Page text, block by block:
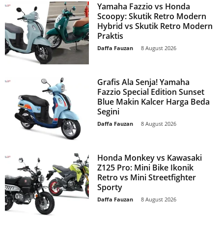
Yamaha Fazzio vs Honda
Scoopy: Skutik Retro Modern
Hybrid vs Skutik Retro Modern
Praktis
Daffa Fauzan 8 August 2026
Grafis Ala Senja! Yamaha
Fazzio Special Edition Sunset
Blue Makin Kalcer Harga Beda
Segini
Daffa Fauzan 8 August 2026
Honda Monkey vs Kawasaki
Z125 Pro: Mini Bike Ikonik
Retro vs Mini Streetfighter
Sporty
Daffa Fauzan 8 August 2026